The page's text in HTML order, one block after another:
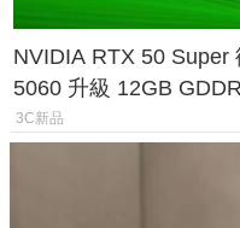
NVIDIA RTX 50 Super
5060 升級 12GB
次規格終於不擠牙膏
3C新品